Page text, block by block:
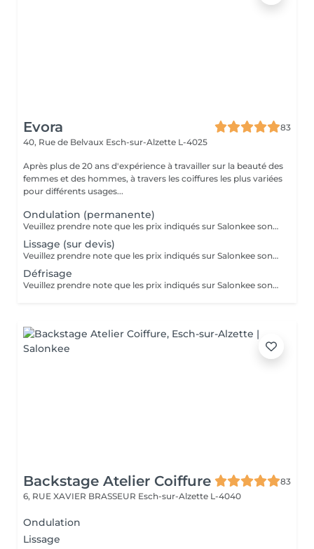
Evora
83
40, Rue de Belvaux Esch-sur-Alzette L-4025
Après plus de 20 ans d'expérience à travailler sur la beauté des
femmes et des hommes, à travers les coiffures les plus variées
pour différents usages...
Ondulation (permanente)
Veuillez prendre note que les prix indiqués sur Salonkee sont communiqués à titre informatif et s'entendent de base. Ces derniers sont susceptibles de varier selon le diagnostic réalisé à votre arrivée au salon et l'expertise du professionnel à qui vous confiez votre beauté. Dans tous les cas, un devis précis vous sera proposé et toutes réalisations de prestations seront effectuées avec votre accord. Un grand merci d'avance pour votre compréhension. Au plaisir de vous recevoir très vite.
Lissage (sur devis)
Veuillez prendre note que les prix indiqués sur Salonkee sont communiqués à titre informatif et s'entendent de base. Ces derniers sont susceptibles de varier selon le diagnostic réalisé à votre arrivée au salon et l'expertise du professionnel à qui vous confiez votre beauté. Dans tous les cas, un devis précis vous sera proposé et toutes réalisations de prestations seront effectuées avec votre accord. Un grand merci d'avance pour votre compréhension. Au plaisir de vous recevoir très vite.
Défrisage
Veuillez prendre note que les prix indiqués sur Salonkee sont communiqués à titre informatif et s'entendent de base. Ces derniers sont susceptibles de varier selon le diagnostic réalisé à votre arrivée au salon et l'expertise du professionnel à qui vous confiez votre beauté. Dans tous les cas, un devis précis vous sera proposé et toutes réalisations de prestations seront effectuées avec votre accord. Un grand merci d'avance pour votre compréhension. Au plaisir de vous recevoir très vite.
Backstage Atelier Coiffure
83
6, RUE XAVIER BRASSEUR Esch-sur-Alzette L-4040
Ondulation
Lissage